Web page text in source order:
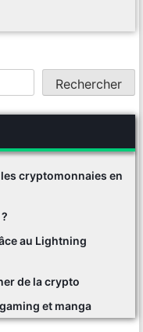
Rechercher
cryptomonnaies en
au Lightning
de la crypto
et manga